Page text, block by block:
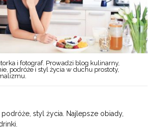
i fotograf. Prowadzi blog kulinarny,
podróże i styl życia w duchu prostoty,
podróże, styl życia. Najlepsze obiady,